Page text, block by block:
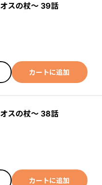
スの杖～ 39話
カートに追加
スの杖～ 38話
カートに追加